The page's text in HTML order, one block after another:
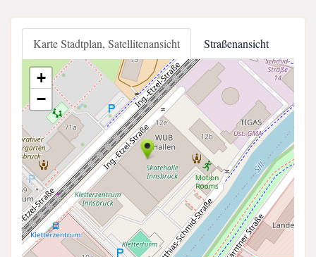
Karte Stadtplan, Satellitenansicht Straßenansicht
+
−